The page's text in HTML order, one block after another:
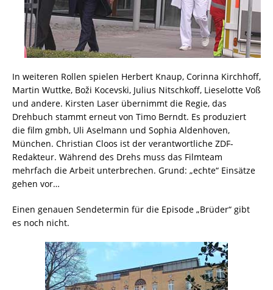
In weiteren Rollen spielen Herbert Knaup, Corinna Kirchhoff,
Martin Wuttke, Boži Kocevski, Julius Nitschkoff, Lieselotte Voß
und andere. Kirsten Laser übernimmt die Regie, das
Drehbuch stammt erneut von Timo Berndt. Es produziert
die film gmbh, Uli Aselmann und Sophia Aldenhoven,
München. Christian Cloos ist der verantwortliche ZDF-
Redakteur. Während des Drehs muss das Filmteam
mehrfach die Arbeit unterbrechen. Grund: „echte“ Einsätze
gehen vor…
Einen genauen Sendetermin für die Episode „Brüder“ gibt
es noch nicht.